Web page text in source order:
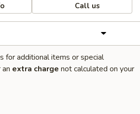
Call us
for additional items or special
extra charge not calculated on your